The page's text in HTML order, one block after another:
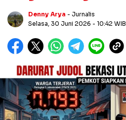
Denny Arya - Jurnalis
Selasa, 30 Juni 2026 - 10:42 WIB